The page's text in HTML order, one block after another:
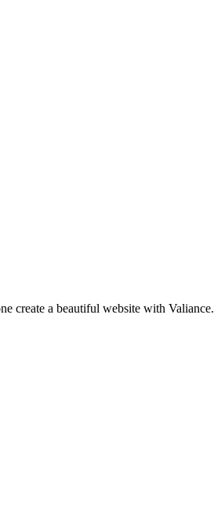
create a beautiful website with Valiance.